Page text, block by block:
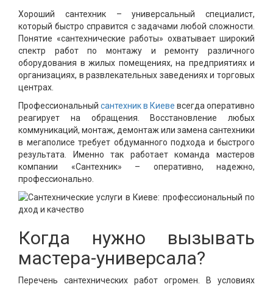
Хороший сантехник – универсальный специалист,
который быстро справится с задачами любой сложности.
Понятие «сантехнические работы» охватывает широкий
спектр работ по монтажу и ремонту различного
оборудования в жилых помещениях, на предприятиях и
организациях, в развлекательных заведениях и торговых
центрах.
Профессиональный сантехник в Киеве всегда оперативно
реагирует на обращения. Восстановление любых
коммуникаций, монтаж, демонтаж или замена сантехники
в мегаполисе требует обдуманного подхода и быстрого
результата. Именно так работает команда мастеров
компании «Сантехник» – оперативно, надежно,
профессионально.
Когда нужно вызывать
мастера-универсала?
Перечень сантехнических работ огромен. В условиях